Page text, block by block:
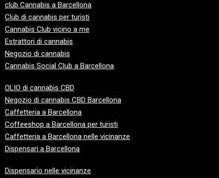
club Cannabis a Barcellona
Club di cannabis per turisti
Cannabis Club vicino a me
Estrattori di cannabis
Negozio di cannabis
Cannabis Social Club a Barcellona
OLIO di cannabis CBD
Negozio di cannabis CBD Barcellona
Caffetteria a Barcellona
Coffeeshop a Barcellona per turisti
Caffetteria a Barcellona nelle vicinanze
Dispensari a Barcellona
Dispensario nelle vicinanze